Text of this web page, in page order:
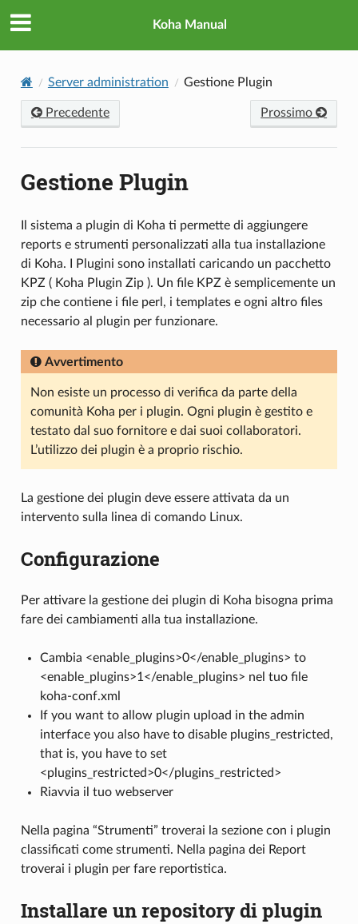
Koha Manual
Server administration Gestione Plugin
Precedente Prossimo
Gestione Plugin
Il sistema a plugin di Koha ti permette di aggiungere
reports e strumenti personalizzati alla tua installazione
di Koha. I Plugini sono installati caricando un pacchetto
KPZ ( Koha Plugin Zip ). Un file KPZ è semplicemente un
zip che contiene i file perl, i templates e ogni altro files
necessario al plugin per funzionare.
Avvertimento
Non esiste un processo di verifica da parte della
comunità Koha per i plugin. Ogni plugin è gestito e
testato dal suo fornitore e dai suoi collaboratori.
L’utilizzo dei plugin è a proprio rischio.
La gestione dei plugin deve essere attivata da un
intervento sulla linea di comando Linux.
Configurazione
Per attivare la gestione dei plugin di Koha bisogna prima
fare dei cambiamenti alla tua installazione.
Cambia <enable_plugins>0</enable_plugins> to
<enable_plugins>1</enable_plugins> nel tuo file
koha-conf.xml
If you want to allow plugin upload in the admin
interface you also have to disable plugins_restricted,
that is, you have to set
<plugins_restricted>0</plugins_restricted>
Riavvia il tuo webserver
Nella pagina “Strumenti” troverai la sezione con i plugin
classificati come strumenti. Nella pagina dei Report
troverai i plugin per fare reportistica.
Installare un repository di plugin